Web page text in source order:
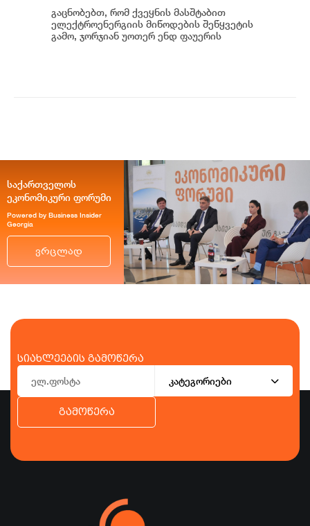
გაცნობებთ, რომ ქვეყნის მასშტაბით
ელექტროენერგიის მიწოდების შეწყვეტის
გამო, ჯორჯიან უოთერ ენდ ფაუერის
საქართველოს
ეკონომიკური ფორუმი
Powered by Business Insider
Georgia
ვრცლად
სიახლეების გამოწერა
კატეგორიები
გამოწერა